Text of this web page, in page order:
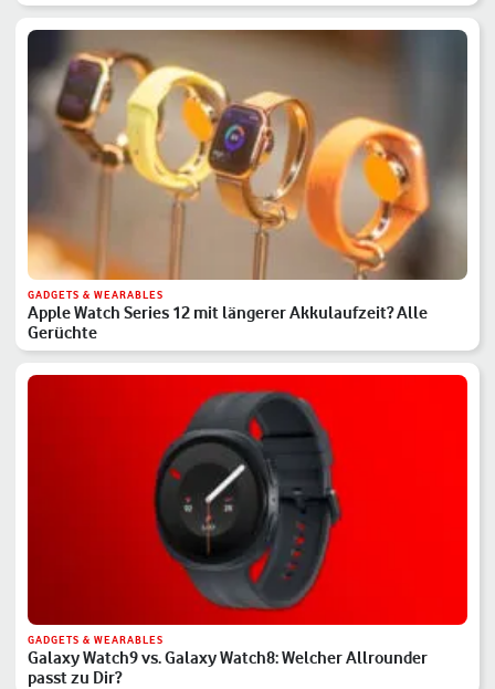
GADGETS & WEARABLES
Apple Watch Series 12 mit längerer Akkulaufzeit? Alle
Gerüchte
GADGETS & WEARABLES
Galaxy Watch9 vs. Galaxy Watch8: Welcher Allrounder
passt zu Dir?